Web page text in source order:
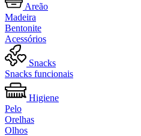
Areão
Madeira
Bentonite
Acessórios
Snacks
Snacks funcionais
Higiene
Pelo
Orelhas
Olhos